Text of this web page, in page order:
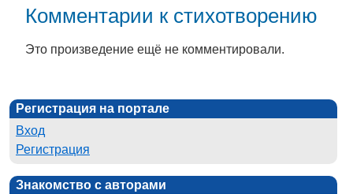
Комментарии к стихотворению
Это произведение ещё не комментировали.
Регистрация на портале
Вход
Регистрация
Знакомство с авторами